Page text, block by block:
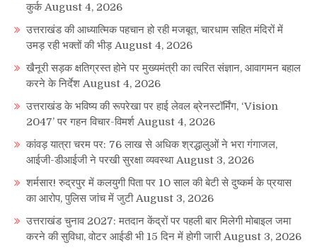
कुर्क August 4, 2026
उत्तराखंड की आध्यात्मिक पहचान हो रही मजबूत, चारधाम सहित मंदिरों में
उमड़ रही भक्तों की भीड़ August 4, 2026
खैनूरी सड़क क्षतिग्रस्त होने पर मुख्यमंत्री का त्वरित संज्ञान, आवागमन बहाल
करने के निर्देश August 4, 2026
उत्तराखंड के भविष्य की रूपरेखा पर हाई लेवल ब्रेनस्टॉर्मिंग, ‘Vision
2047’ पर गहन विचार-विमर्श August 4, 2026
कांवड़ यात्रा चरम पर: 76 लाख से अधिक श्रद्धालुओं ने भरा गंगाजल,
आईजी-डीआईजी ने परखी सुरक्षा व्यवस्था August 3, 2026
शर्मसार! रुद्रपुर में कलयुगी पिता पर 10 साल की बेटी से दुष्कर्म के प्रयास
का आरोप, पुलिस जांच में जुटी August 3, 2026
उत्तराखंड चुनाव 2027: मतदान केंद्रों पर पहली बार मिलेगी मोबाइल जमा
करने की सुविधा, वोटर आईडी भी 15 दिन में होगी जारी August 3, 2026